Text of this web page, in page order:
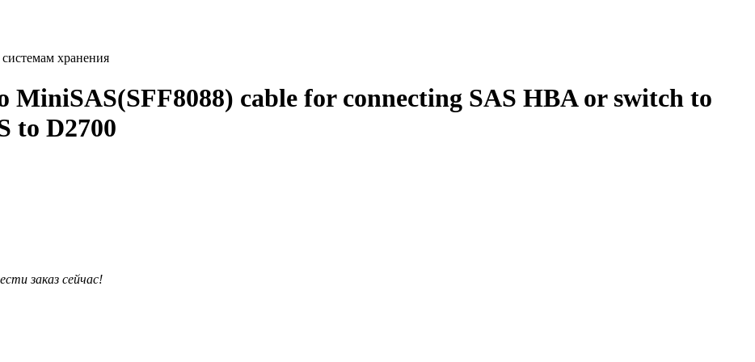
хранения
cable for connecting SAS HBA or switch to
to D2700
заказ сейчас!